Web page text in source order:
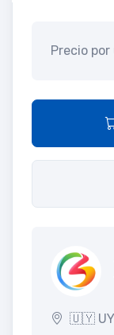
Precio
🇺🇾 UY